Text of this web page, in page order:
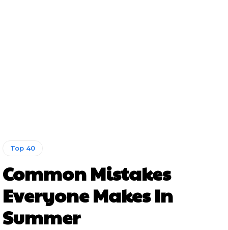
Top 40
Common Mistakes
Everyone Makes In
Summer